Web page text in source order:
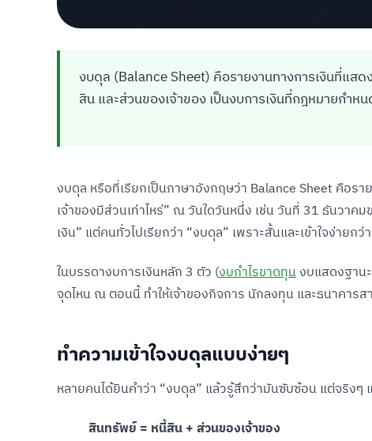
งบดุล (Balance Sheet) คือรายงานทางการเงินที่แส
สิน และส่วนของเจ้าของ เป็นงบการเงินที่กฎหมายกำ
งบดุล หรือที่เรียกเป็นภาษาอังกฤษว่า Balance Sheet คือร
เจ้าของมีส่วนเท่าไหร่” ณ วันใดวันหนึ่ง เช่น วันที่ 31 ธันวา
เงิน” แต่คนทั่วไปเรียกว่า “งบดุล” เพราะสั้นและเข้าใจง่ายกว่า
ในบรรดางบการเงินหลัก 3 ตัว (งบกำไรขาดทุนงบแสดงฐาน
จุดไหน ณ ตอนนี้ ทำให้เจ้าของกิจการ นักลงทุน และธนาคาร
ทำความเข้าใจงบดุลแบบง่ายๆ
หลายคนได้ยินคำว่า “งบดุล” แล้วรู้สึกว่ามันซับซ้อน แต่จริงๆ
สินทรัพย์ = หนี้สิน + ส่วนของเจ้าของ